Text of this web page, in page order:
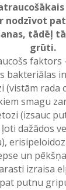
nodzīvot pat
tādēļ
grūti.
faktors
bakteriālas
(vistām rada
smagu
(izsauc
dažādos
un
izraisa
putnu